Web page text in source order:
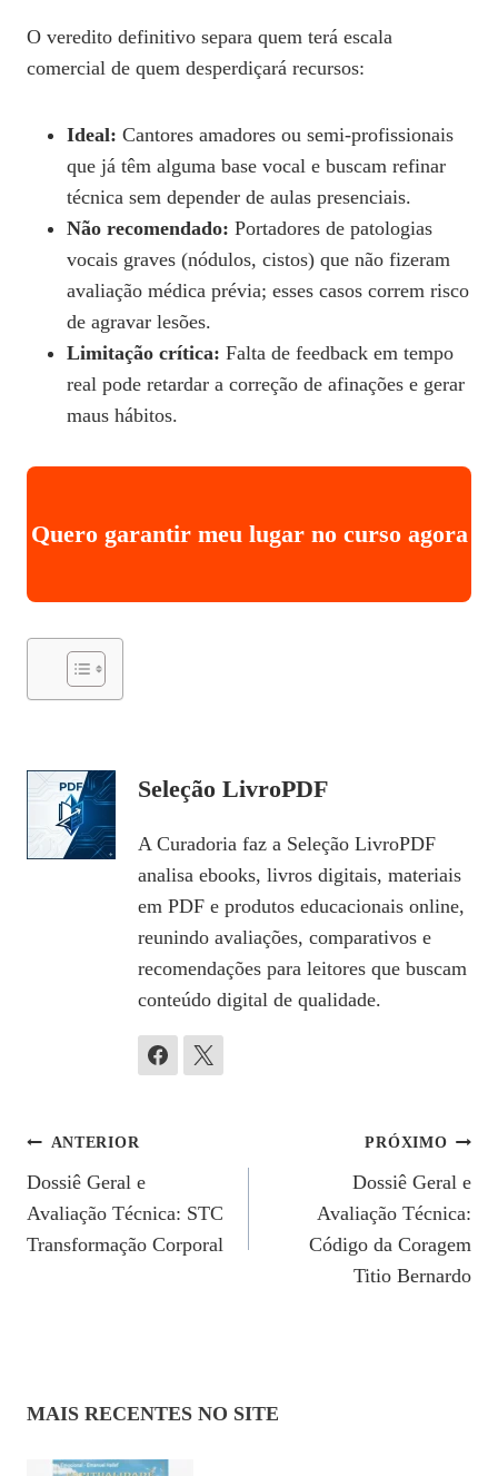
O veredito definitivo separa quem terá escala
comercial de quem desperdiçará recursos:
Ideal: Cantores amadores ou semi‑profissionais
que já têm alguma base vocal e buscam refinar
técnica sem depender de aulas presenciais.
Não recomendado: Portadores de patologias
vocais graves (nódulos, cistos) que não fizeram
avaliação médica prévia; esses casos correm risco
de agravar lesões.
Limitação crítica: Falta de feedback em tempo
real pode retardar a correção de afinações e gerar
maus hábitos.
Quero garantir meu lugar no curso agora
Seleção LivroPDF
A Curadoria faz a Seleção LivroPDF
analisa ebooks, livros digitais, materiais
em PDF e produtos educacionais online,
reunindo avaliações, comparativos e
recomendações para leitores que buscam
conteúdo digital de qualidade.
Navegação
De
Post
ANTERIOR
Dossiê Geral e
Avaliação Técnica: STC
Transformação Corporal
PRÓXIMO
Dossiê Geral e
Avaliação Técnica:
Código da Coragem
Titio Bernardo
MAIS RECENTES NO SITE